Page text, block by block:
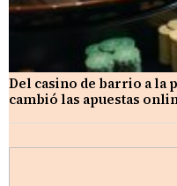
Del casino de barrio a la
cambió las apuestas